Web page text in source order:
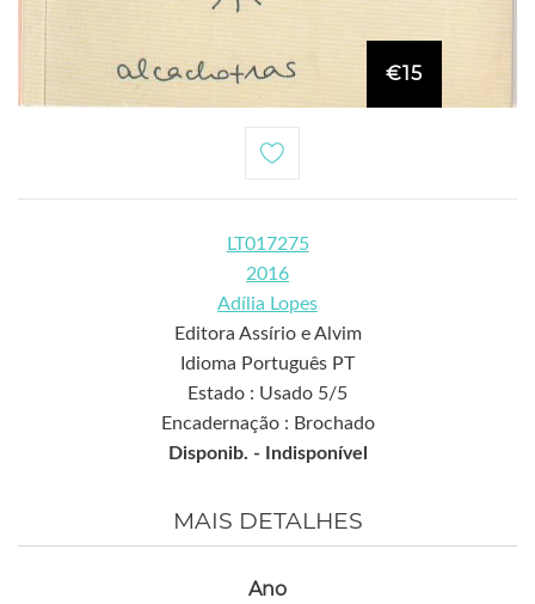
€15
LT017275
2016
Adília Lopes
Editora Assírio e Alvim
Idioma Português PT
Estado : Usado 5/5
Encadernação : Brochado
Disponib. -
Indisponível
MAIS DETALHES
Ano